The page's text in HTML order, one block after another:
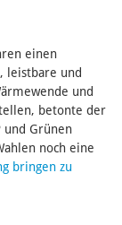
einen
leistbare und
und
betonte der
und Grünen
noch eine
bringen zu